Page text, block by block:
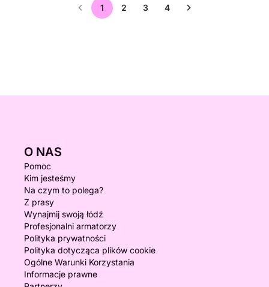
1 2 3 4
O NAS
Pomoc
Kim jesteśmy
Na czym to polega?
Z prasy
Wynajmij swoją łódź
Profesjonalni armatorzy
Polityka prywatności
Polityka dotycząca plików cookie
Ogólne Warunki Korzystania
Informacje prawne